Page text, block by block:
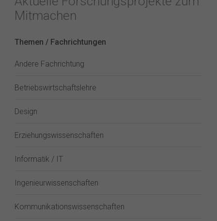
Mitmachen
Themen / Fachrichtungen
Andere Fachrichtung
Betriebswirtschaftslehre
Design
Erziehungswissenschaften
Informatik / IT
Ingenieurwissenschaften
Kommunikationswissenschaften